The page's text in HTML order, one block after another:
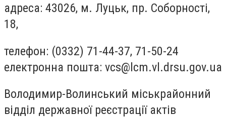
адреса: 43026, м. Луцьк, пр. Соборності,
18,
телефон: (0332) 71-44-37, 71-50-24
електронна пошта: vcs@lcm.vl.drsu.gov.ua
Володимир-Волинський міськрайонний
відділ державної реєстрації актів